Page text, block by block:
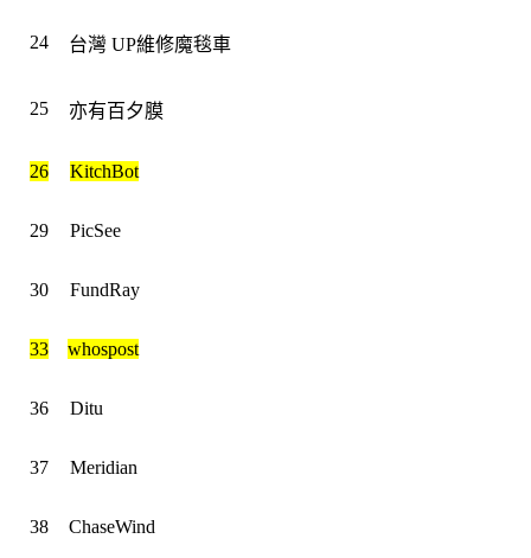
24 台灣 UP維修魔毯車
25 亦有百夕膜
26 KitchBot
29 PicSee
30 FundRay
33 whospost
36 Ditu
37 Meridian
38 ChaseWind